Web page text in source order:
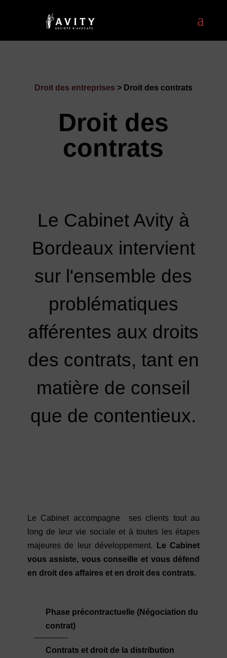
Droit des entreprises > Droit des contrats
Droit des
contrats
Le Cabinet Avity à
Bordeaux intervient
sur l'ensemble des
problématiques
afférentes aux droits
des contrats, tant en
matière de conseil
que de contentieux.
Le Cabinet accompagne ses clients tout au
long de leur vie sociale et à toutes les étapes
majeures de leur développement.
Le Cabinet
vous assiste, vous conseille et vous défend
en droit des affaires et en droit des contrats.
Phase précontractuelle (Négociation du
contrat)
Contrats et droit de la distribution